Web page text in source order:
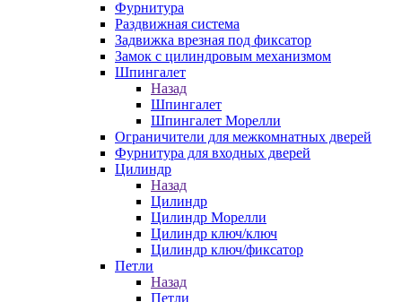
Фурнитура
Раздвижная система
Задвижка врезная под фиксатор
Замок с цилиндровым механизмом
Шпингалет
Назад
Шпингалет
Шпингалет Морелли
Ограничители для межкомнатных дверей
Фурнитура для входных дверей
Цилиндр
Назад
Цилиндр
Цилиндр Морелли
Цилиндр ключ/ключ
Цилиндр ключ/фиксатор
Петли
Назад
Петли